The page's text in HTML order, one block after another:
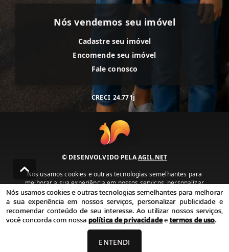
Nós vendemos seu imóvel
Cadastre seu imóvel
Encomende seu imóvel
Fale conosco
CRECI 24.771j
© DESENVOLVIDO PELAAGIL.NET
Nós usamos cookies e outras tecnologias semelhantes para
melhorar a sua experiência em nossos serviços, personalizar
publicidade e recomendar conteúdo de seu interesse. Ao utilizar
nossos serviços, você concorda com nossa política de privacidade e
termos de uso.
Política de Privacidade Termos de uso
Nós usamos cookies e outras tecnologias semelhantes para melhorar
a sua experiência em nossos serviços, personalizar publicidade e
recomendar conteúdo de seu interesse. Ao utilizar nossos serviços,
você concorda com nossa política de privacidadeetermos de uso.
ENTENDI